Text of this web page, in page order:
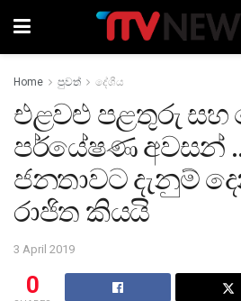
Home පුවත් දේශීය
එළවළු පළතුරු
පර්යේෂණ අවසන්
ජනතාවට දැනුම්
රාජිත කියයි
3 April 2019
0